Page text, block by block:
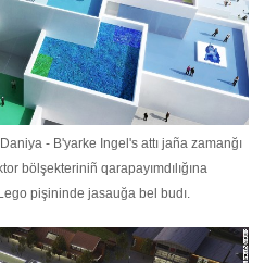
- B'yarke Ingel's attı jaña zamanğı
bölşekteriniñ qarapayımdılığına
pişininde jasauğa bel budı.